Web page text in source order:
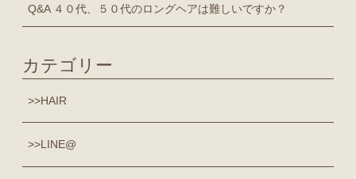
Q&A ４０代、５０代のロングヘアは難しいですか？
カテゴリー
HAIR
LINE@